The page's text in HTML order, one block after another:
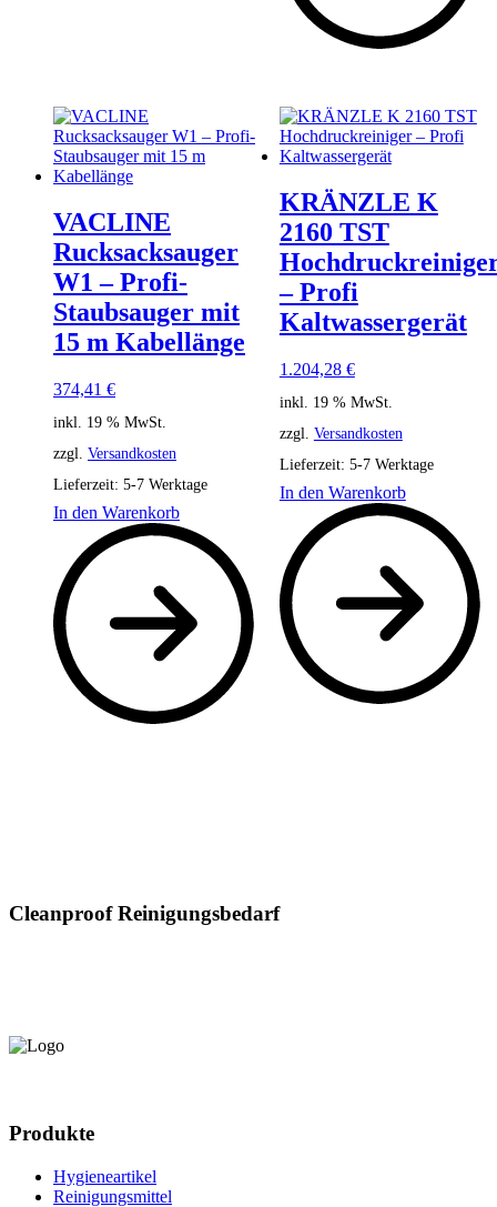
VACLINE
Rucksacksauger
W1 – Profi-
Staubsauger mit
15 m Kabellänge
374,41 €
inkl. 19 % MwSt.
zzgl. Versandkosten
Lieferzeit: 5-7 Werktage
In den Warenkorb
KRÄNZLE K
2160 TST
– Profi
Kaltwassergerät
1.204,28 €
inkl. 19 % MwSt.
zzgl. Versandkosten
Lieferzeit: 5-7 Werktage
In den Warenkorb
Cleanproof Reinigungsbedarf
Produkte
Hygieneartikel
Reinigungsmittel